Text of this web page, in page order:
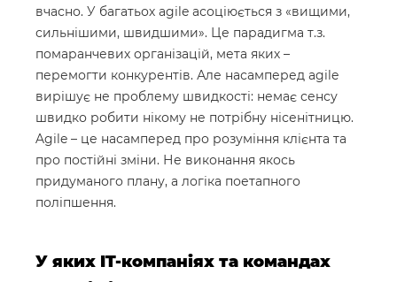
вчасно. У багатьох agile асоціюється з «вищими,
сильнішими, швидшими». Це парадигма т.з.
помаранчевих організацій, мета яких –
перемогти конкурентів. Але насамперед agile
вирішує не проблему швидкості: немає сенсу
швидко робити нікому не потрібну нісенітницю.
Agile – це насамперед про розуміння клієнта та
про постійні зміни. Не виконання якось
придуманого плану, а логіка поетапного
поліпшення.
У яких IT-компаніях та командах